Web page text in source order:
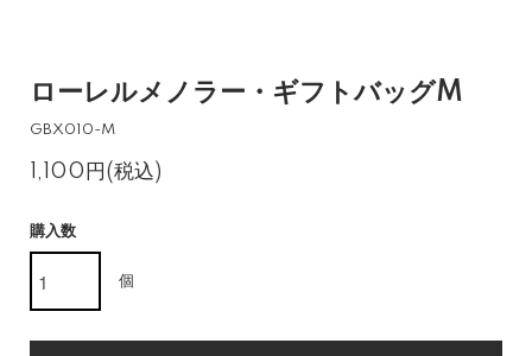
ローレルメノラー・ギフトバッグM
GBX010-M
1,100円(税込)
購入数
個